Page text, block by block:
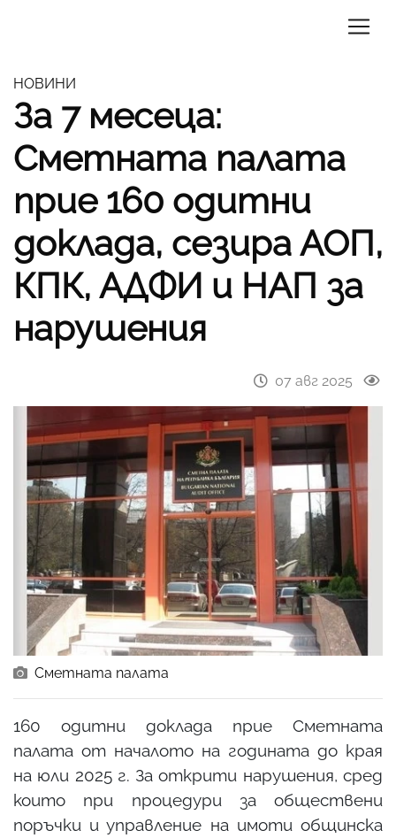
НОВИНИ
За 7 месеца:
Сметната палата
прие 160 одитни
доклада, сезира АОП,
КПК, АДФИ и НАП за
нарушения
07 авг 2025
Сметната палата
160 одитни доклада прие Сметната
палата от началото на годината до края
на юли 2025 г. За открити нарушения, сред
които при процедури за обществени
поръчки и управление на имоти общинска